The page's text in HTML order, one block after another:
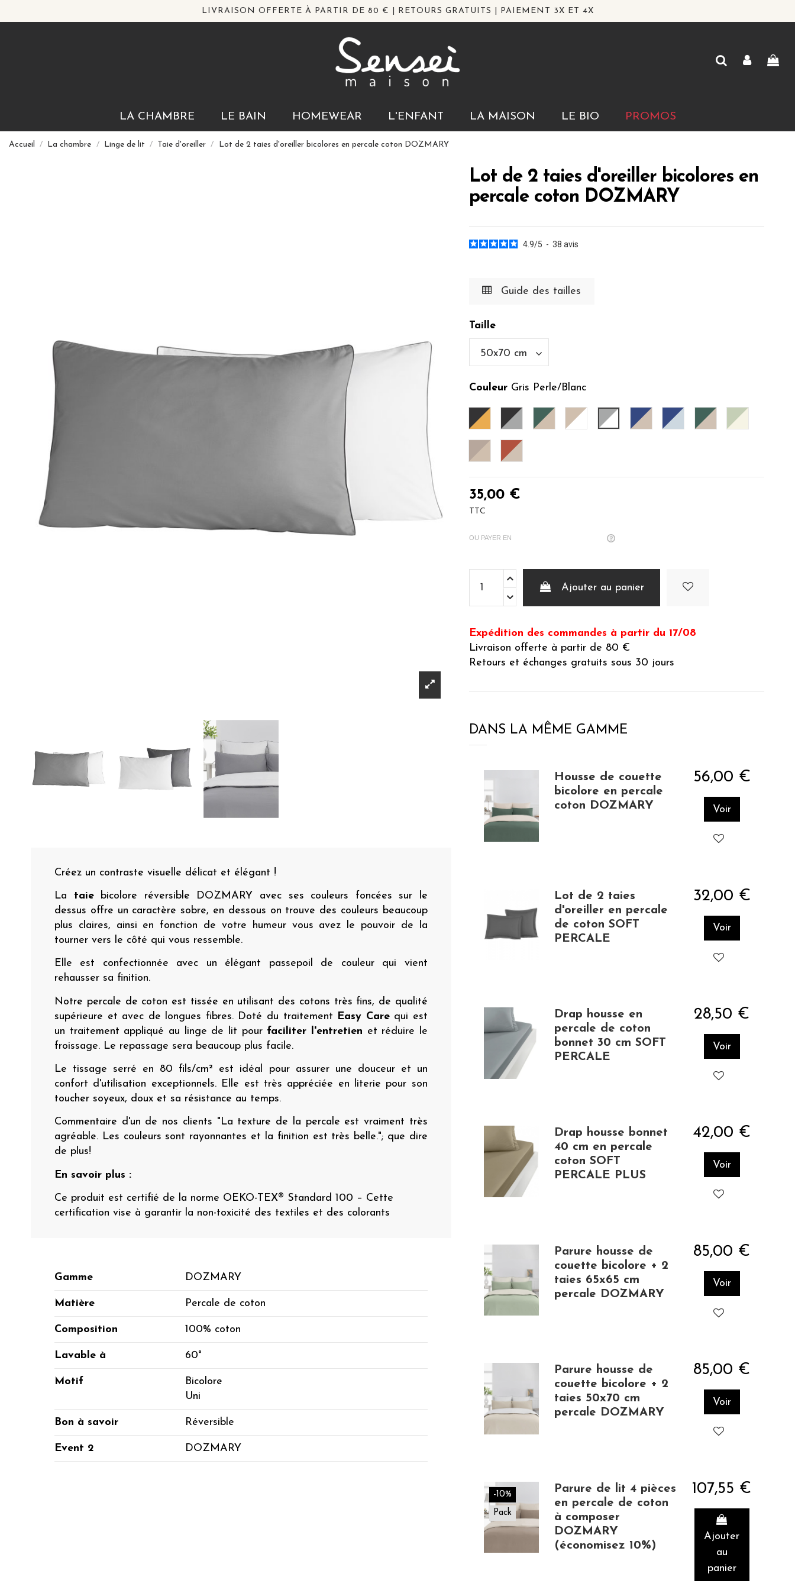
LIVRAISON OFFERTE À PARTIR DE 80 € | RETOURS GRATUITS | PAIEMENT 3X ET 4X
LA CHAMBRE LE BAIN HOMEWEAR L'ENFANT LA MAISON LE BIO PROMOS
Accueil La chambre Linge de lit Taie d'oreiller Lot de 2 taies d'oreiller bicolores en percale coton DOZMARY
Créez un contraste visuelle délicat et élégant !
La taiebicolore réversible DOZMARY avec ses couleurs foncées sur le
dessus offre un caractère sobre, en dessous on trouve des couleurs beaucoup
plus claires, ainsi en fonction de votre humeur vous avez le pouvoir de la
tourner vers le côté qui vous ressemble.
Elle est confectionnée avec un élégant passepoil de couleur qui vient
rehausser sa finition.
Notre percale de coton est tissée en utilisant des cotons très fins, de qualité
supérieure et avec de longues fibres. Doté du traitement
Easy Carequi est
un traitement appliqué au linge de lit pour faciliter l'entretien et réduire le
froissage. Le repassage sera beaucoup plus facile.
Le tissage serré en 80 fils/cm² est idéal pour assurer une douceur et un
confort d'utilisation exceptionnels. Elle est très appréciée en literie pour son
toucher soyeux, doux et sa résistance au temps.
Commentaire d'un de nos clients "La texture de la percale est vraiment très
agréable. Les couleurs sont rayonnantes et la finition est très belle."; que dire
de plus!
En savoir plus :
Ce produit est certifié de la norme OEKO-TEX® Standard 100 – Cette
certification vise à garantir la non-toxicité des textiles et des colorants
Gamme DOZMARY
Matière Percale de coton
Composition 100% coton
Lavable à 60°
Motif
Bicolore
Uni
Bon à savoir Réversible
Event 2 DOZMARY
Lot de 2 taies d'oreiller bicolores en
percale coton DOZMARY
4.9/5 - 38 avis
Guide des tailles
Taille
Couleur Gris Perle/Blanc
Anthracite/Caramel
Anthracite/Gris Perle
Eucalyptus/Ficelle
Ficelle/BlancGris Perle/Blanc
Indigo/FicelleIndigo/Nuage
Lichen/Ficelle
Sauge/Ecru
Taupe/FicelleTerracota/Ficelle
35,00 €
TTC
OU PAYER EN
Ajouter au panier
Expédition des commandes à partir du 17/08
Livraison offerte à partir de 80 €
Retours et échanges gratuits sous 30 jours
DANS LA MÊME GAMME
Housse de couette
bicolore en percale
coton DOZMARY
56,00 €
Voir
Lot de 2 taies
d'oreiller en percale
de coton SOFT
PERCALE
32,00 €
Voir
Drap housse en
percale de coton
bonnet 30 cm SOFT
PERCALE
28,50 €
Voir
Drap housse bonnet
40 cm en percale
coton SOFT
PERCALE PLUS
42,00 €
Voir
Parure housse de
couette bicolore + 2
taies 65x65 cm
percale DOZMARY
85,00 €
Voir
Parure housse de
couette bicolore + 2
taies 50x70 cm
percale DOZMARY
85,00 €
Voir
-10%
Pack
Parure de lit 4 pièces
en percale de coton
à composer
DOZMARY
(économisez 10%)
107,55 €
Ajouter
au
panier